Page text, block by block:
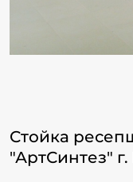
Стойка
"АртСинтез"